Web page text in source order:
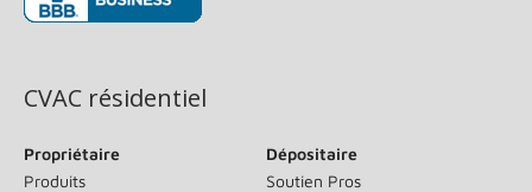
CVAC résidentiel
Propriétaire
Produits
Dépositaire
Soutien Pros